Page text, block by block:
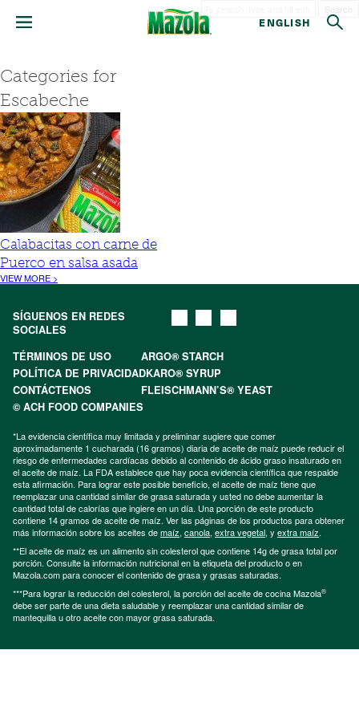
ENGLISH
Categories for
Escabeche
Calabacitas con carne de
Puerco en salsa asada
VIEW MORE >
SÍGUENOS EN REDES
SOCIALES
TÉRMINOS DE USO
ARGO® STARCH
POLÍTICA DE PRIVACIDADKARO® SYRUP
CONTÁCTENOS
FLEISCHMANN’S® YEAST
© ACH FOOD COMPANIES
*La evidencia científica muy limitada y preliminar sugiere que comer
aproximadamente 1 cucharada (16 gramos) diaria de aceite de maíz puede reducir el
riesgo de enfermedades cardíacas debido al contenido de ácido graso insaturado en
el aceite de maíz. La FDA establece que hay poca evidencia científica que respalde
esta afirmación. Para lograr este posible beneficio, el aceite de maíz tiene que
reemplazar una cantidad similar de grasa saturada y usted no debe aumentar la
cantidad total de calorías que ingiere en un día. Una porción de este producto
contiene 14 gramos de aceite de maíz. Ver las páginas de los productos para obtener
más información sobre los aceites demaíz, canola, extra vegetal, y extra maíz.
**El aceite de maíz es un alimento sin colesterol que contiene 14g de grasa total por
porción. Consulte la información nutricional en la etiqueta del producto o en
Mazola.com para conocer el contenido de grasa y grasas saturadas.
***Para lograr la reducción del colesterol, la porción del aceite de cocina Mazola®
debe ser parte de una dieta saludable y reemplazar una cantidad similar de
mantequilla u otro aceite con mayor grasa saturada.